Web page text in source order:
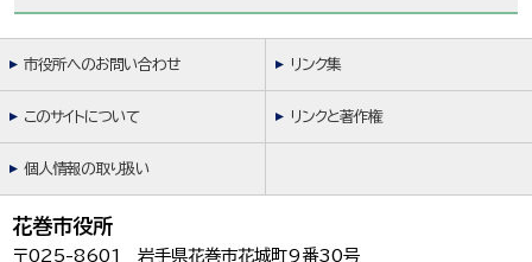
市役所へのお問い合わせ リンク集
このサイトについて リンクと著作権
個人情報の取り扱い
花巻市役所
〒025-8601 岩手県花巻市花城町9番30号